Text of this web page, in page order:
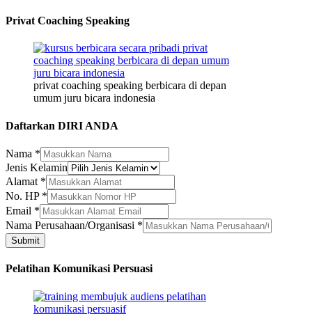
Privat Coaching Speaking
privat coaching speaking berbicara di depan
umum juru bicara indonesia
Daftarkan DIRI ANDA
Nama *
Jenis Kelamin
No.
Jenis
Kelamin
Alamat *
No. HP *
Email *
Nama Perusahaan/Organisasi *
Submit
Pelatihan Komunikasi Persuasi